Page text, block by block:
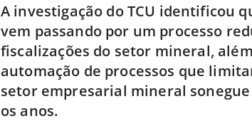
A investigação do TCU identificou
vem passando por um processo
fiscalizações do setor mineral,
automação de processos que
setor empresarial mineral
os anos.